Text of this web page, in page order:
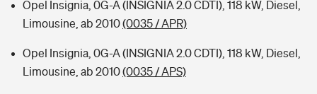
Opel Insignia, 0G-A (INSIGNIA 2.0 CDTI), 118 kW, Diesel,
Limousine, ab 2010(0035 / APR)
Opel Insignia, 0G-A (INSIGNIA 2.0 CDTI), 118 kW, Diesel,
Limousine, ab 2010(0035 / APS)